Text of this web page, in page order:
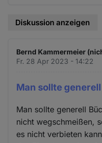
Diskussion anzeigen
Bernd Kammermeier
Fr. 28 Apr 2023 - 14:22
Man sollte
Man sollte generell
nicht wegschmeißen,
es nicht verbieten